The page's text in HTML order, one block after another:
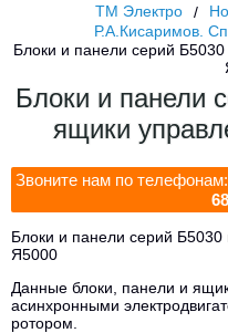
ТМ Электро
Р.А.Кисаримов.
Блоки и панели серий
Блоки и панели
ящики
Звоните нам по
Блоки и панели серий
Я5000
Данные блоки, панели и
асинхронными
ротором.